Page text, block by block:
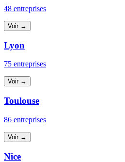
48 entreprises
Voir →
Lyon
75 entreprises
Voir →
Toulouse
86 entreprises
Voir →
Nice